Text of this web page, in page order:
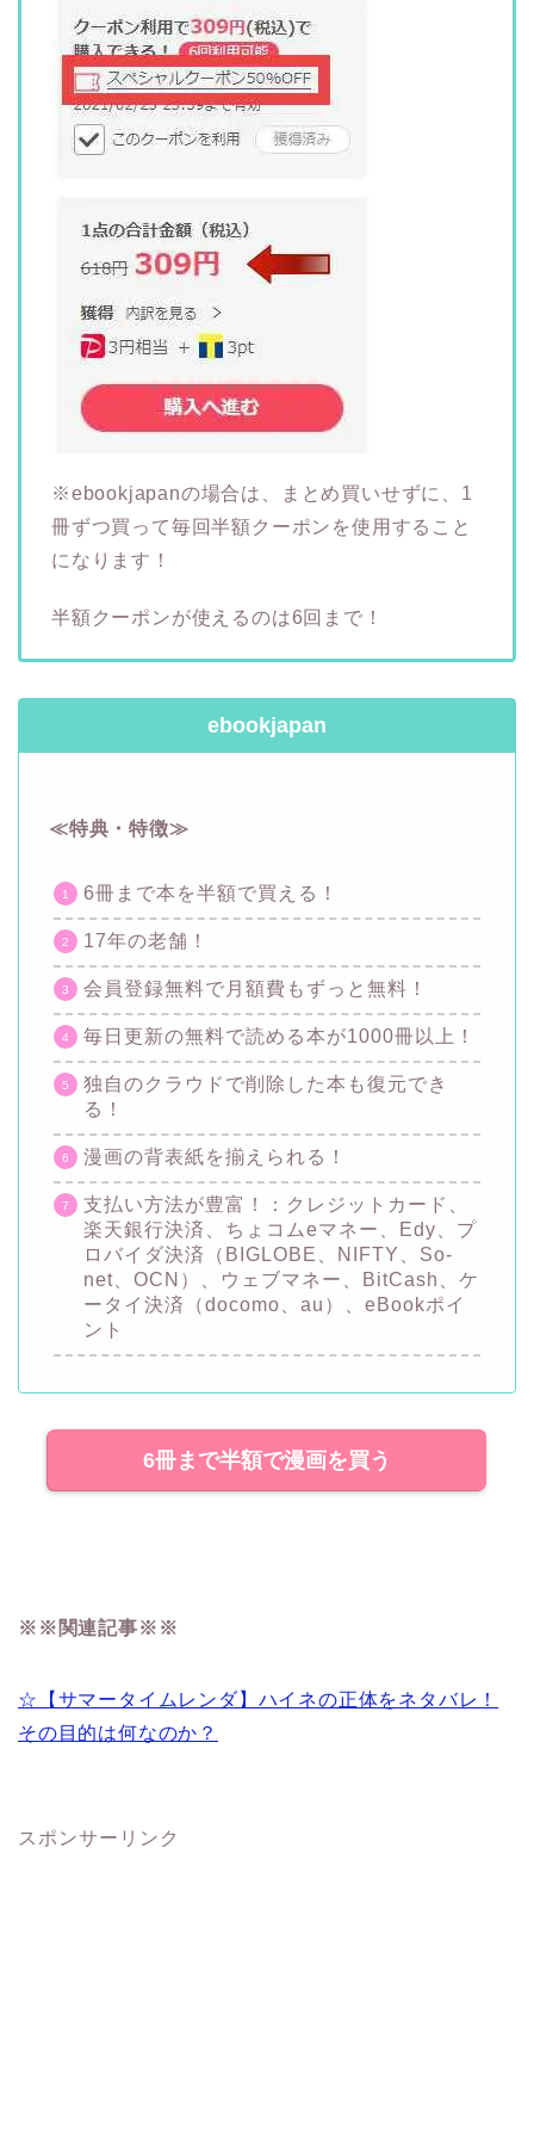
※ebookjapanの場合は、まとめ買いせずに、1
冊ずつ買って毎回半額クーポンを使用すること
になります！
半額クーポンが使えるのは6回まで！
ebookjapan
≪特典・特徴≫
6冊まで本を半額で買える！
17年の老舗！
会員登録無料で月額費もずっと無料！
毎日更新の無料で読める本が1000冊以上！
独自のクラウドで削除した本も復元でき
る！
漫画の背表紙を揃えられる！
支払い方法が豊富！：クレジットカード、
楽天銀行決済、ちょコムeマネー、Edy、プ
ロバイダ決済（BIGLOBE、NIFTY、So-
net、OCN）、ウェブマネー、BitCash、ケ
ータイ決済（docomo、au）、eBookポイ
ント
6冊まで半額で漫画を買う
※※関連記事※※
☆【サマータイムレンダ】ハイネの正体をネタバレ！
その目的は何なのか？
スポンサーリンク